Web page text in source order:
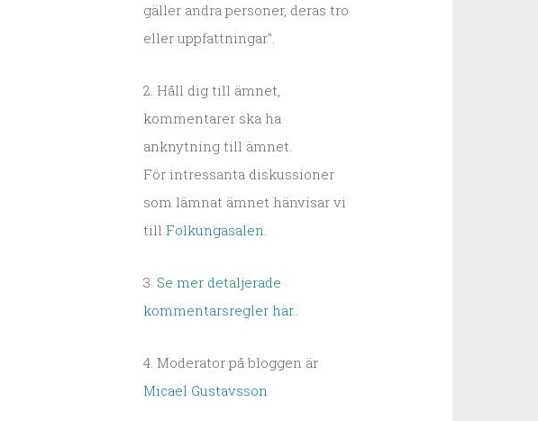
gäller andra personer, deras tro
eller uppfattningar".
2. Håll dig till ämnet,
kommentarer ska ha
anknytning till ämnet.
För intressanta diskussioner
som lämnat ämnet hänvisar vi
till Folkungasalen.
3. Se mer detaljerade
kommentarsregler här..
4. Moderator på bloggen är
Micael Gustavsson